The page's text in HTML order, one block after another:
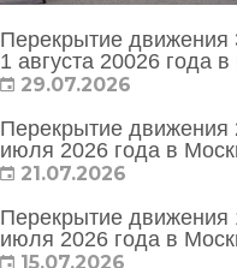
Перекрытие движения
1 августа 20026 года
29.07.2026
Перекрытие движения
июля 2026 года в
21.07.2026
Перекрытие движения
июля 2026 года в
15.07.2026